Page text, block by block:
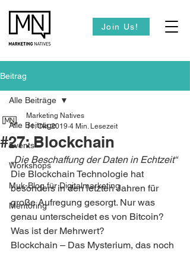
Join Us!
Beitrag
Alle Beiträge
Events
Workshops
Muk-Blog für Digitalmarketing
Mentoring
Alle Beiträge
#27: Blockchain
Marketing Natives
11. Okt. 2019 4 Min. Lesezeit
„Die Beschaffung der Daten in Echtzeit“
Die Blockchain Technologie hat
besonders in den letzten Jahren für
große Aufregung gesorgt. Nur was
genau unterscheidet es von Bitcoin?
Was ist der Mehrwert?
Blockchain – Das Mysterium, das noch